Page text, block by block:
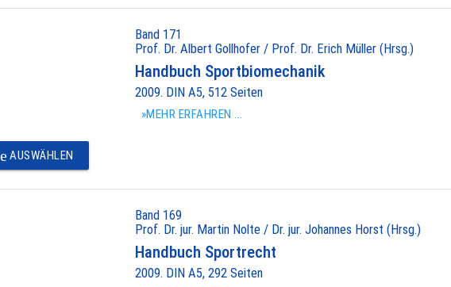
Band 171
Prof. Dr. Albert Gollhofer / Prof. Dr. Erich Müller (Hrsg.)
Handbuch Sportbiomechanik
2009. DIN A5, 512 Seiten
»MEHR ERFAHREN ...
AUSWÄHLEN
Band 169
Prof. Dr. jur. Martin Nolte / Dr. jur. Johannes Horst (Hrsg.)
Handbuch Sportrecht
2009. DIN A5, 292 Seiten